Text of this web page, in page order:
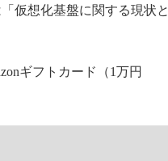
仮想化基盤に関する現状と
ギフトカード（1万円